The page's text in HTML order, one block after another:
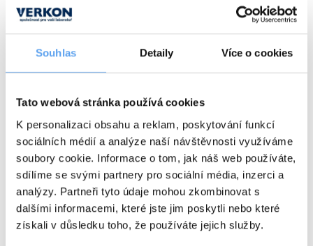
Souhlas Detaily Více o cookies
Tato webová stránka používá cookies
K personalizaci obsahu a reklam, poskytování funkcí
sociálních médií a analýze naší návštěvnosti využíváme
soubory cookie. Informace o tom, jak náš web používáte,
sdílíme se svými partnery pro sociální média, inzerci a
analýzy. Partneři tyto údaje mohou zkombinovat s
dalšími informacemi, které jste jim poskytli nebo které
získali v důsledku toho, že používáte jejich služby.
Typ
Maximální
Hei-PLATE Mix 'n' Heat Core Ø 145 20 (H₂O)
Dostupnost:
20 925 Kč/ ks
Ceny jsou uvedeny v Kč bez DPH.
Cenově zvýhodněná sada
Typ
plocha
Popis